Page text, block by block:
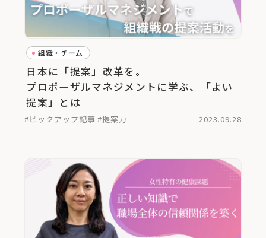
組織・チーム
日本に「提案」改革を。
プロポーザルマネジメントに学ぶ、「よい
提案」とは
#ピックアップ記事 #提案力 2023.09.28